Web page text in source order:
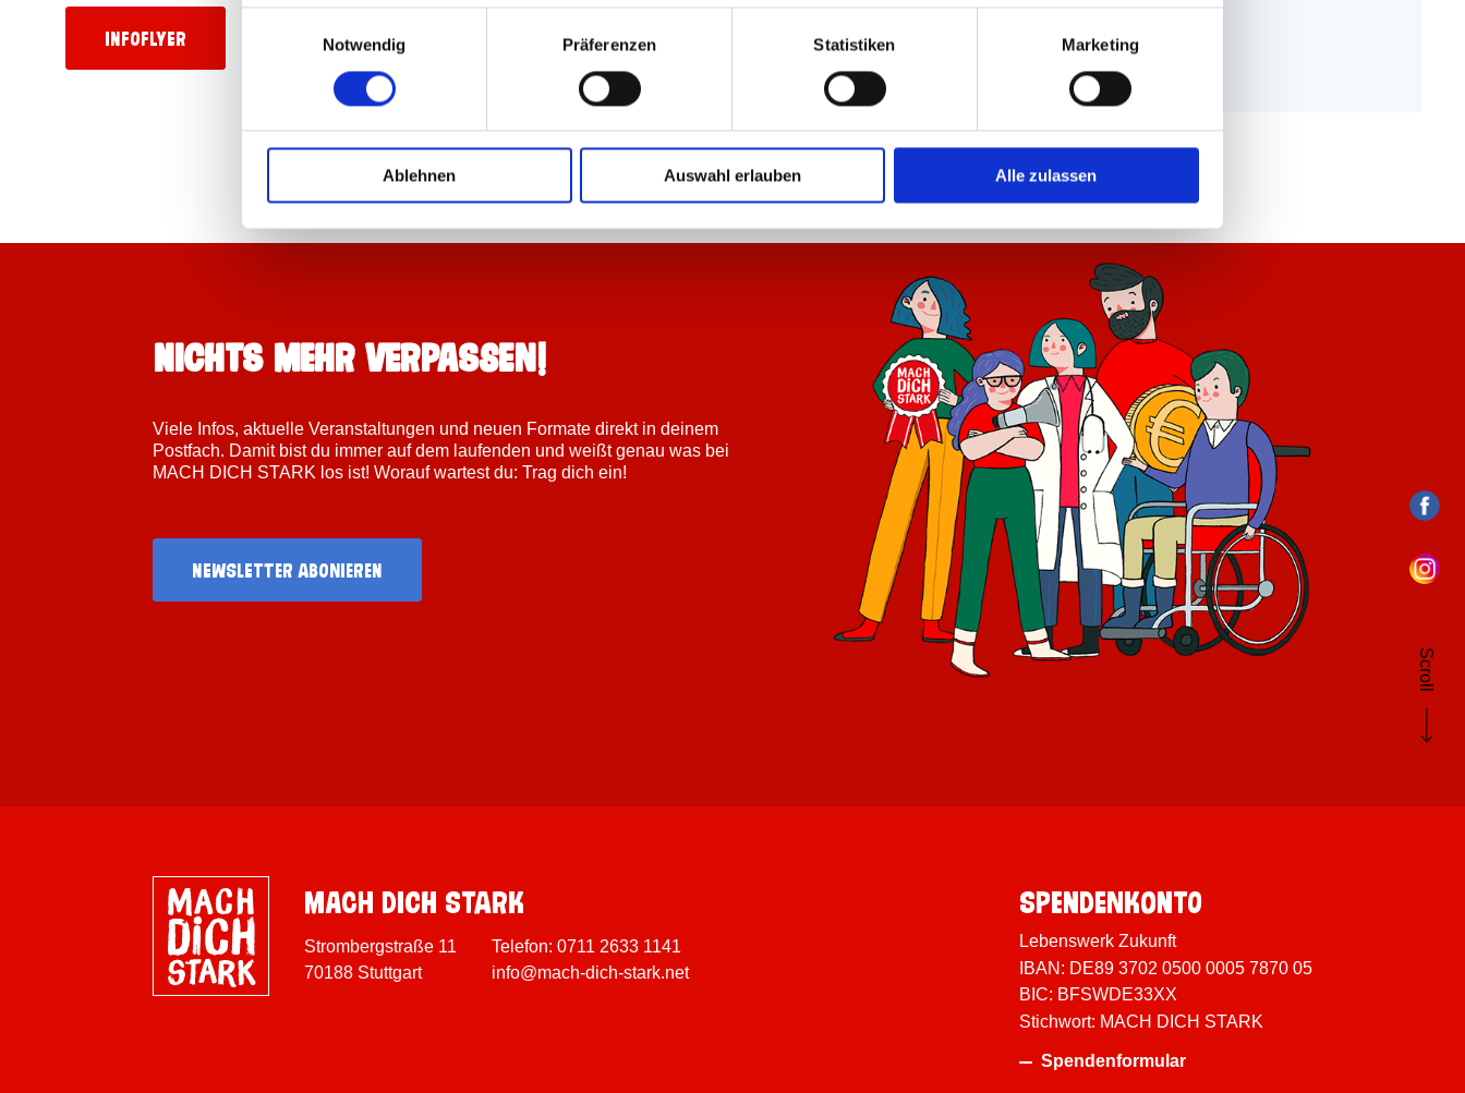
Notwendig
Präferenzen Statistiken Marketing
Ablehnen Auswahl erlauben Alle zulassen
Scroll
Infoflyer
Nichts mehr verpassen!
Viele Infos, aktuelle Veranstaltungen und neuen Formate direkt in deinem
Postfach. Damit bist du immer auf dem laufenden und weißt genau was bei
MACH DICH STARK los ist! Worauf wartest du: Trag dich ein!
Newsletter abonieren
MACH DICH STARK
Strombergstraße 11
70188 Stuttgart
Telefon: 0711 2633 1141
info@mach-dich-stark.net
Spenden­konto
Lebenswerk Zukunft
IBAN: DE89 3702 0500 0005 7870 05
BIC: BFSWDE33XX
Stichwort: MACH DICH STARK
Spendenformular